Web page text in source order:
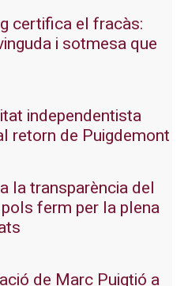
certifica el fracàs:
i sotmesa que
independentista
retorn de Puigdemont
la transparència del
ferm per la plena
de Marc Puigtió a